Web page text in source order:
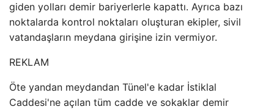
giden yolları demir bariyerlerle kapattı. Ayrıca bazı
noktalarda kontrol noktaları oluşturan ekipler, sivil
vatandaşların meydana girişine izin vermiyor.
REKLAM
Öte yandan meydandan Tünel'e kadar İstiklal
Caddesi'ne açılan tüm cadde ve sokaklar demir